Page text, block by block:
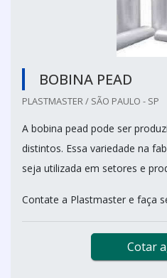
BOBINA PEAD
PLASTMASTER / SÃO PAULO - SP
A bobina pead pode ser
distintos. Essa variedade na
seja utilizada em setores e
Contate a Plastmaster e faça
Cotar